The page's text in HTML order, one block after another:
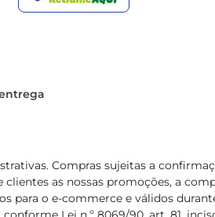
Compras sujeitas a
as nossas promoções, a
para o e-commerce e válidos